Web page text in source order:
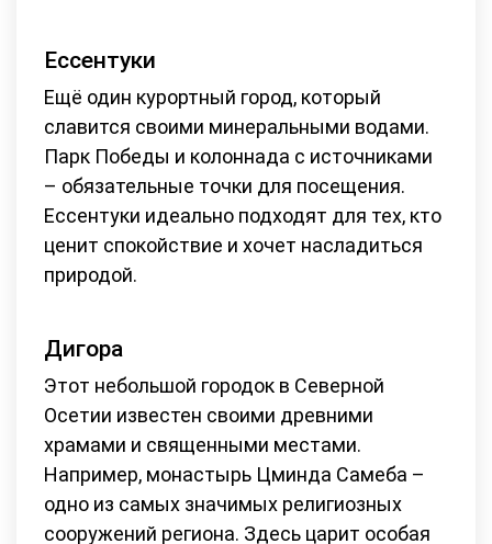
Ессентуки
Ещё один курортный город, который
славится своими минеральными водами.
Парк Победы и колоннада с источниками
– обязательные точки для посещения.
Ессентуки идеально подходят для тех, кто
ценит спокойствие и хочет насладиться
природой.
Дигора
Этот небольшой городок в Северной
Осетии известен своими древними
храмами и священными местами.
Например, монастырь Цминда Самеба –
одно из самых значимых религиозных
сооружений региона. Здесь царит особая